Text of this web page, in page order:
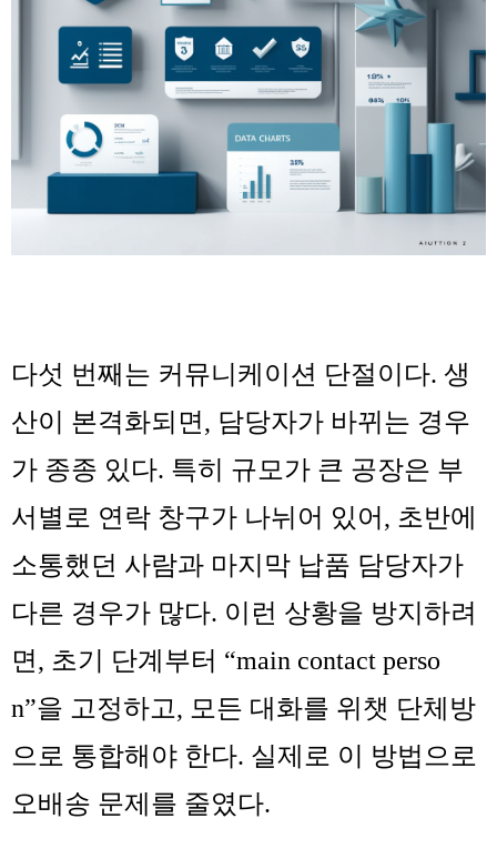
다섯 번째는 커뮤니케이션 단절이다. 생
산이 본격화되면, 담당자가 바뀌는 경우
가 종종 있다. 특히 규모가 큰 공장은 부
서별로 연락 창구가 나뉘어 있어, 초반에
소통했던 사람과 마지막 납품 담당자가
다른 경우가 많다. 이런 상황을 방지하려
면, 초기 단계부터 “main contact perso
n”을 고정하고, 모든 대화를 위챗 단체방
으로 통합해야 한다. 실제로 이 방법으로
오배송 문제를 줄였다.